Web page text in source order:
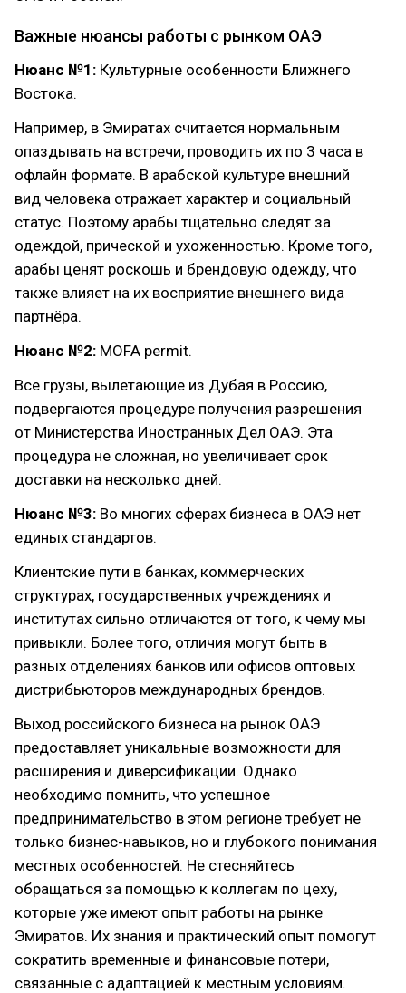
Важные нюансы работы с рынком ОАЭ
Нюанс №1: Культурные особенности Ближнего
Востока.
Например, в Эмиратах считается нормальным
опаздывать на встречи, проводить их по 3 часа в
офлайн формате. В арабской культуре внешний
вид человека отражает характер и социальный
статус. Поэтому арабы тщательно следят за
одеждой, прической и ухоженностью. Кроме того,
арабы ценят роскошь и брендовую одежду, что
также влияет на их восприятие внешнего вида
партнёра.
Нюанс №2: MOFA permit.
Все грузы, вылетающие из Дубая в Россию,
подвергаются процедуре получения разрешения
от Министерства Иностранных Дел ОАЭ. Эта
процедура не сложная, но увеличивает срок
доставки на несколько дней.
Нюанс №3: Во многих сферах бизнеса в ОАЭ нет
единых стандартов.
Клиентские пути в банках, коммерческих
структурах, государственных учреждениях и
институтах сильно отличаются от того, к чему мы
привыкли. Более того, отличия могут быть в
разных отделениях банков или офисов оптовых
дистрибьюторов международных брендов.
Выход российского бизнеса на рынок ОАЭ
предоставляет уникальные возможности для
расширения и диверсификации. Однако
необходимо помнить, что успешное
предпринимательство в этом регионе требует не
только бизнес-навыков, но и глубокого понимания
местных особенностей. Не стесняйтесь
обращаться за помощью к коллегам по цеху,
которые уже имеют опыт работы на рынке
Эмиратов. Их знания и практический опыт помогут
сократить временные и финансовые потери,
связанные с адаптацией к местным условиям.